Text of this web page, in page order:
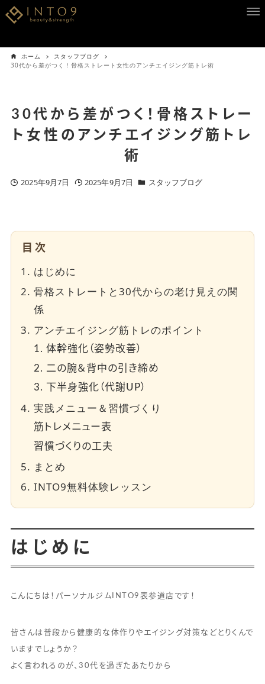
ホーム
スタッフブログ
30代から差がつく！骨格ストレート女性のアンチエイジング筋トレ術
30代から差がつく！骨格ストレー
ト女性のアンチエイジング筋トレ
術
2025年9月7日 2025年9月7日 スタッフブログ
目次
はじめに
骨格ストレートと30代からの老け見えの関
係
アンチエイジング筋トレのポイント
1. 体幹強化（姿勢改善）
2. 二の腕＆背中の引き締め
3. 下半身強化（代謝UP）
実践メニュー＆習慣づくり
筋トレメニュー表
習慣づくりの工夫
まとめ
INTO9無料体験レッスン
はじめに
こんにちは！パーソナルジムINTO9表参道店です！
皆さんは普段から健康的な体作りやエイジング対策などとりくんで
いますでしょうか？
よく言われるのが、30代を過ぎたあたりから